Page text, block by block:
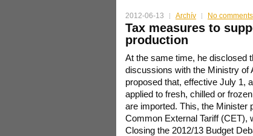
2012-06-13 Archív No comments
Tax measures to
production
At the same time, he disclosed
discussions with the Ministry of
proposed that, effective July 1,
applied to fresh, chilled or
are imported. This, the Minister
Common External Tariff (CET),
Closing the 2012/13 Budget